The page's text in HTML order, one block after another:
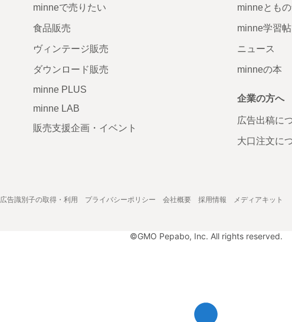
minneで売りたい
食品販売
ヴィンテージ販売
ダウンロード販売
minne PLUS
minne LAB
販売支援企画・イベント
minneとも
minne学習帖
ニュース
minneの本
企業の方へ
広告出稿に
大口注文に
広告識別子の取得・利用 プライバシーポリシー 会社概要 採用情報 メディアキット
©GMO Pepabo, Inc. All rights reserved.